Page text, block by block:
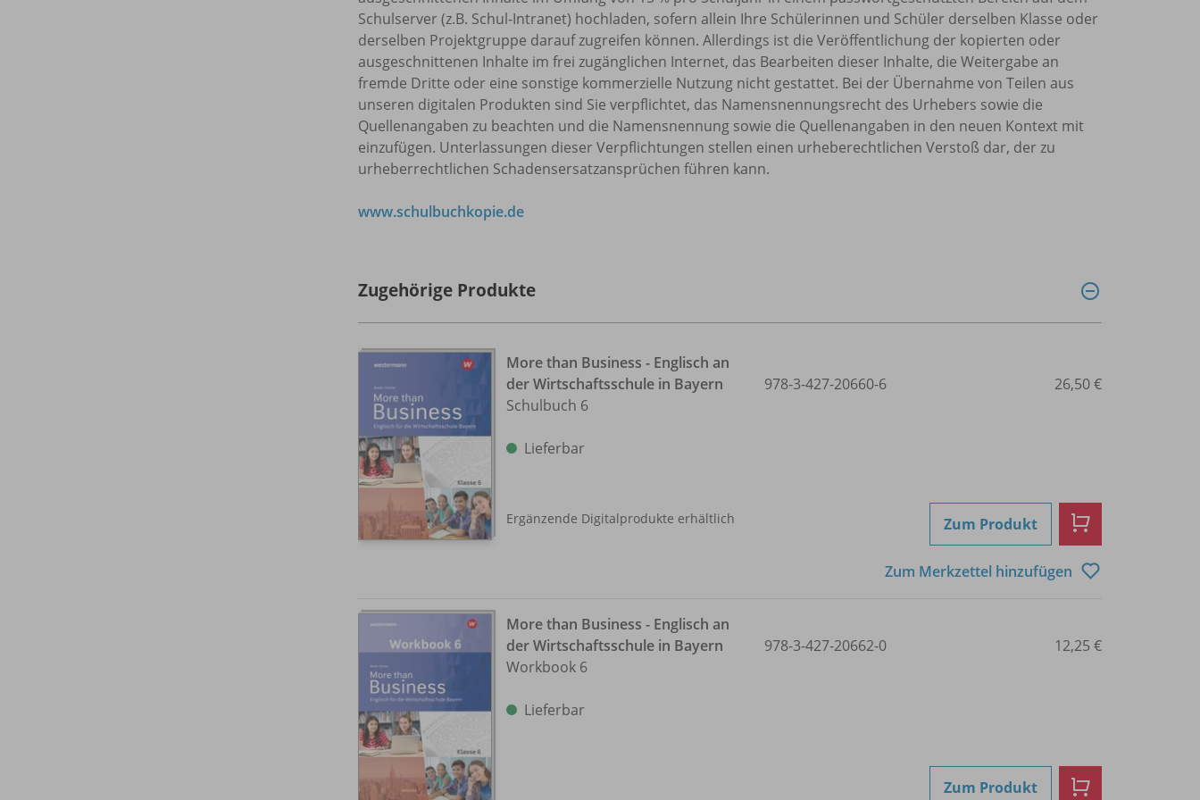
Schulserver (z.B. Schul-Intranet) hochladen, sofern allein Ihre Schülerinnen und Schüler derselben Klasse oder
derselben Projektgruppe darauf zugreifen können. Allerdings ist die Veröffentlichung der kopierten oder
ausgeschnittenen Inhalte im frei zugänglichen Internet, das Bearbeiten dieser Inhalte, die Weitergabe an
fremde Dritte oder eine sonstige kommerzielle Nutzung nicht gestattet. Bei der Übernahme von Teilen aus
unseren digitalen Produkten sind Sie verpflichtet, das Namensnennungsrecht des Urhebers sowie die
Quellenangaben zu beachten und die Namensnennung sowie die Quellenangaben in den neuen Kontext mit
einzufügen. Unterlassungen dieser Verpflichtungen stellen einen urheberechtlichen Verstoß dar, der zu
urheberrechtlichen Schadensersatzansprüchen führen kann.
www.schulbuchkopie.de
Zugehörige Produkte
More than Business - Englisch an
der Wirtschaftsschule in Bayern
Schulbuch 6
Lieferbar
Ergänzende Digitalprodukte erhältlich
978-3-427-20660-6 26,50 €
Zum Produkt
Zum Merkzettel hinzufügen
More than Business - Englisch an
der Wirtschaftsschule in Bayern
Workbook 6
Lieferbar
978-3-427-20662-0 12,25 €
Zum Produkt